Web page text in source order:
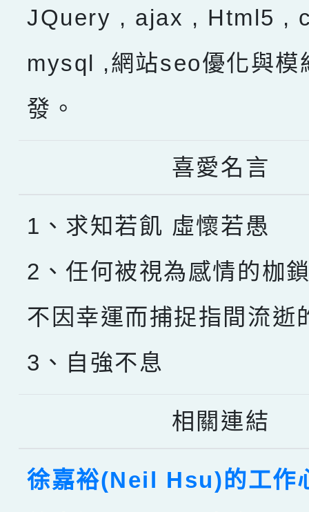
JQuery , ajax , Html5 ,
mysql ,網站seo優化與模
發。
喜愛名言
1、求知若飢 虛懷若愚
2、任何被視為感情的枷
不因幸運而捕捉指間流逝
3、自強不息
相關連結
徐嘉裕(Neil Hsu)的工作